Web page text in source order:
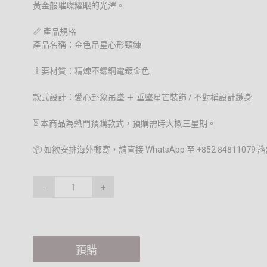
黃金般璀璨耀眼的光澤。
📏 產品規格
產品名稱：金色吊星心形頸鍊
主要材質：精煉不鏽鋼電鍍金色
款式設計：愛心卦象吊墜 ＋ 垂墜星芒裝飾 / 不對稱設計鏈身
⏳ 本商品為熱門預購款式，預購需時大概三星期。
📦 如欲安排海外郵寄，請直接 WhatsApp 至 +852 84811079
- +
預購